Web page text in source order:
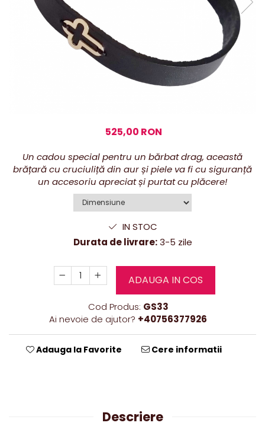
525,00 RON
Un cadou special pentru un bărbat drag, această
brățară cu cruciuliță din aur și piele va fi cu siguranță
un accesoriu apreciat și purtat cu plăcere!
IN STOC
Durata de livrare:3-5 zile
ADAUGA IN COS
Cod Produs: GS33
Ai nevoie de ajutor? +40756377926
Adauga la Favorite Cere informatii
Descriere